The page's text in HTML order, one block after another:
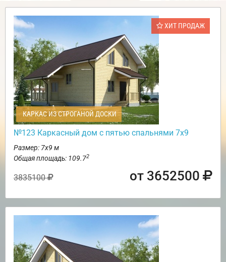
ХИТ ПРОДАЖ
КАРКАС ИЗ СТРОГАНОЙ ДОСКИ
№123 Каркасный дом с пятью спальнями 7х9
Размер: 7х9 м
Общая площадь: 109.72
3835100 от 3652500